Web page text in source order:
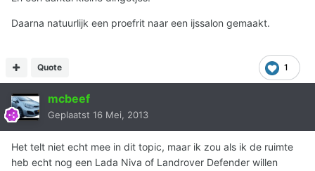
Daarna natuurlijk een proefrit naar een ijssalon gemaakt.
1
Quote
mcbeef
Geplaatst 16 Mei, 2013
Het telt niet echt mee in dit topic, maar ik zou als ik de ruimte
heb echt nog een Lada Niva of Landrover Defender willen